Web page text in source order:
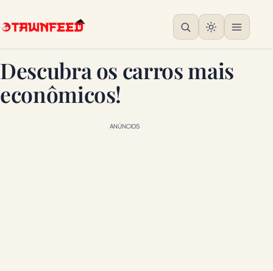
Descubra os carros mais
econômicos!
ANÚNCIOS